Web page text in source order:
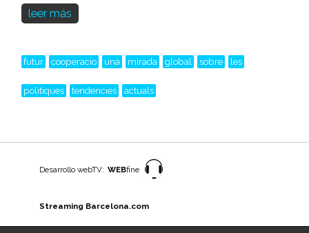
leer más
futur cooperacio una mirada global sobre les
politiques tendencies actuals
Desarrollo webTV: WEBfine
Streaming Barcelona.com